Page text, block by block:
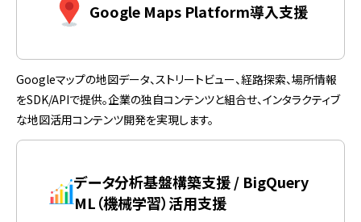
Google Maps Platform導入支援
Googleマップの地図データ、ストリートビュー、経路探索、場所情報
をSDK/APIで提供。企業の独自コンテンツと組合せ、インタラクティブ
な地図活用コンテンツ開発を実現します。
データ分析基盤構築支援 / BigQuery
ML（機械学習）活用支援